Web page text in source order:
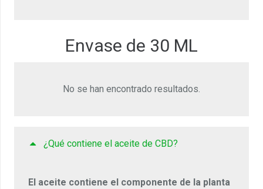
Envase de 30 ML
No se han encontrado resultados.
¿Qué contiene el aceite de CBD?
El aceite contiene el componente de la planta